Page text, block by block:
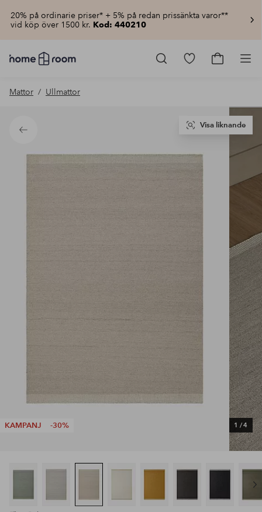
20% på ordinarie priser* + 5% på redan prissänkta varor**
vid köp över 1500 kr. Kod: 440210
Homeroom
–
hemmet
pris
Gå
Gå
Mattor Ullmattor
Tillbaka
KAMPANJ -30% 1 /4
Visa liknande